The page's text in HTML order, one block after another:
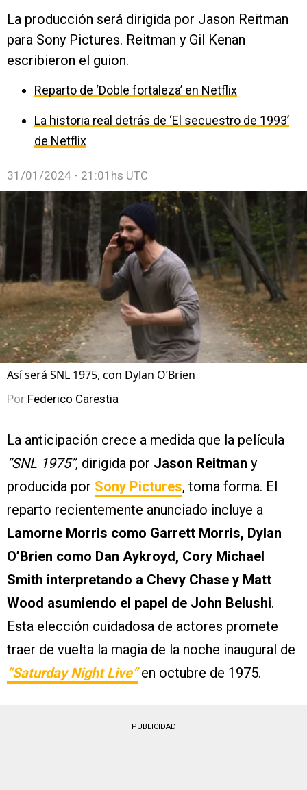
La producción será dirigida por Jason Reitman
para Sony Pictures. Reitman y Gil Kenan
escribieron el guion.
Reparto de ‘Doble fortaleza’ en Netflix
La historia real detrás de ‘El secuestro de 1993’
de Netflix
31/01/2024 - 21:01hs UTC
Así será SNL 1975, con Dylan O’Brien
Por Federico Carestia
La anticipación crece a medida que la película
“SNL 1975”, dirigida por Jason Reitman y
producida por Sony Pictures, toma forma. El
reparto recientemente anunciado incluye a
Lamorne Morris como Garrett Morris, Dylan
O’Brien como Dan Aykroyd, Cory Michael
Smith interpretando a Chevy Chase y Matt
Wood asumiendo el papel de John Belushi.
Esta elección cuidadosa de actores promete
traer de vuelta la magia de la noche inaugural de
“Saturday Night Live”en octubre de 1975.
PUBLICIDAD